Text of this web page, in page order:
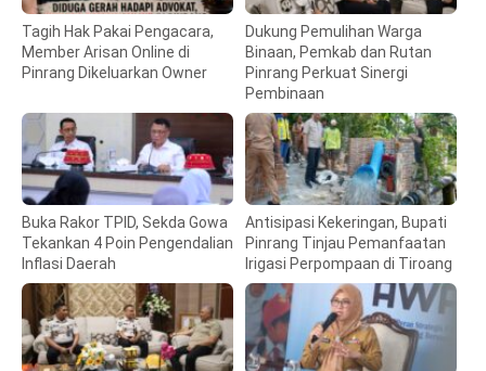
Tagih Hak Pakai Pengacara,
Member Arisan Online di
Pinrang Dikeluarkan Owner
Dukung Pemulihan Warga
Binaan, Pemkab dan Rutan
Pinrang Perkuat Sinergi
Pembinaan
Buka Rakor TPID, Sekda Gowa
Tekankan 4 Poin Pengendalian
Inflasi Daerah
Antisipasi Kekeringan, Bupati
Pinrang Tinjau Pemanfaatan
Irigasi Perpompaan di Tiroang